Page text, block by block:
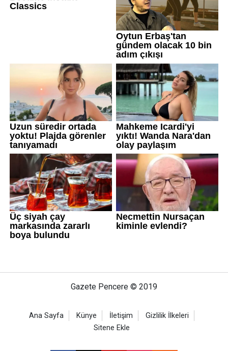
Gazete Pencere © 2019
Ana Sayfa Künye İletişim
Gizlilik İlkeleri
Sitene Ekle